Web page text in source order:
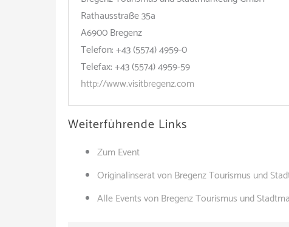
Rathausstraße 35a
A6900 Bregenz
Telefon: +43 (5574) 4959-0
Telefax: +43 (5574) 4959-59
http://www.visitbregenz.com
Weiterführende Links
Zum Event
Originalinserat von Bregenz Tourismus und
Alle Events von Bregenz Tourismus und